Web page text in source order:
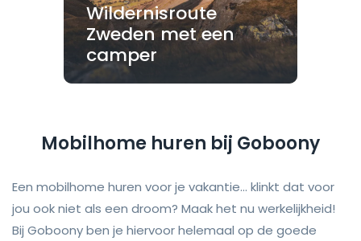
Wildernisroute
Zweden met een
camper
Mobilhome huren bij Goboony
Een mobilhome huren voor je vakantie... klinkt dat voor
jou ook niet als een droom? Maak het nu werkelijkheid!
Bij Goboony ben je hiervoor helemaal op de goede